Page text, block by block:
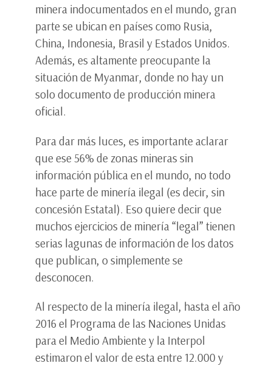
minera indocumentados en el mundo, gran
parte se ubican en países como Rusia,
China, Indonesia, Brasil y Estados Unidos.
Además, es altamente preocupante la
situación de Myanmar, donde no hay un
solo documento de producción minera
oficial.
Para dar más luces, es importante aclarar
que ese 56% de zonas mineras sin
información pública en el mundo, no todo
hace parte de minería ilegal (es decir, sin
concesión Estatal). Eso quiere decir que
muchos ejercicios de minería “legal” tienen
serias lagunas de información de los datos
que publican, o simplemente se
desconocen.
Al respecto de la minería ilegal, hasta el año
2016 el Programa de las Naciones Unidas
para el Medio Ambiente y la Interpol
estimaron el valor de esta entre 12.000 y